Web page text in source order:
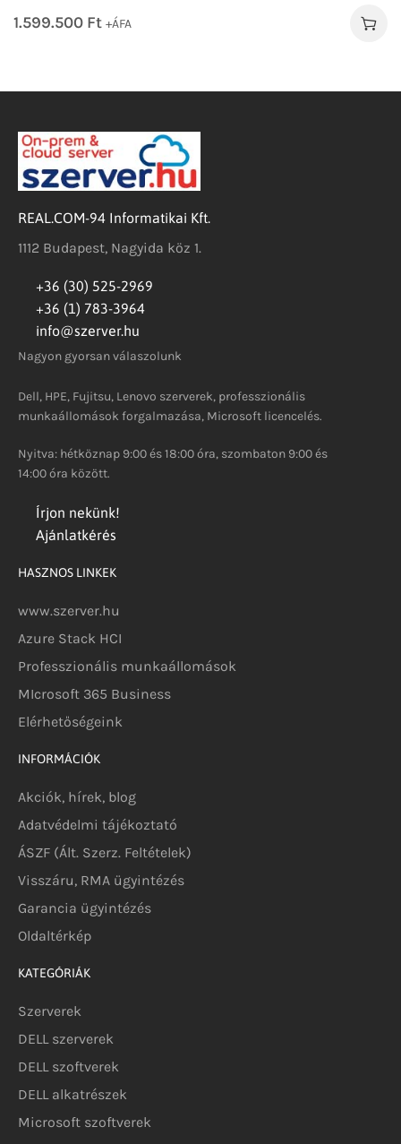
1.599.500 Ft +ÁFA
REAL.COM-94 Informatikai Kft.
1112 Budapest, Nagyida köz 1.
+36 (30) 525-2969
+36 (1) 783-3964
info@szerver.hu
Nagyon gyorsan válaszolunk
Dell, HPE, Fujitsu, Lenovo szerverek, professzionális
munkaállomások forgalmazása, Microsoft licencelés.
Nyitva: hétköznap 9:00 és 18:00 óra, szombaton 9:00 és
14:00 óra között.
Írjon nekünk!
Ajánlatkérés
HASZNOS LINKEK
www.szerver.hu
Azure Stack HCI
Professzionális munkaállomások
MIcrosoft 365 Business
Elérhetőségeink
INFORMÁCIÓK
Akciók, hírek, blog
Adatvédelmi tájékoztató
ÁSZF (Ált. Szerz. Feltételek)
Visszáru, RMA ügyintézés
Garancia ügyintézés
Oldaltérkép
KATEGÓRIÁK
Szerverek
DELL szerverek
DELL szoftverek
DELL alkatrészek
Microsoft szoftverek